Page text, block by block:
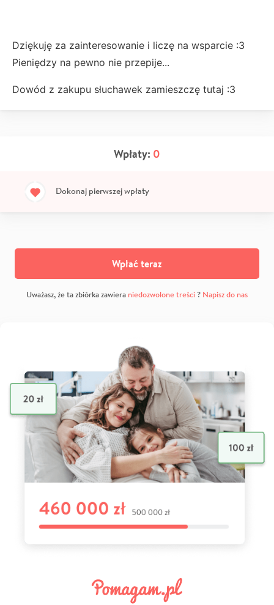
Dziękuję za zainteresowanie i liczę na wsparcie :3
Pieniędzy na pewno nie przepije...
Dowód z zakupu słuchawek zamieszczę tutaj :3
Wpłaty: 0
Dokonaj pierwszej wpłaty
Wpłać teraz
Uważasz, że ta zbiórka zawiera niedozwolone treści? Napisz do nas